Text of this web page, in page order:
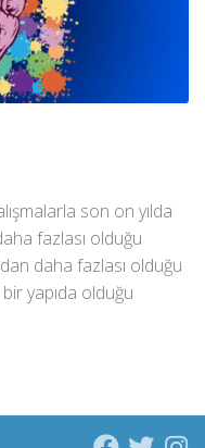
son on yılda
fazlası olduğu
daha fazlası olduğu
yapıda olduğu